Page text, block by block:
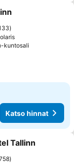
kuntosali
Katso hinnat
Tallinn